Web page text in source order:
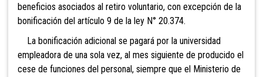
beneficios asociados al retiro voluntario, con excepción de la
bonificación del artículo 9 de la ley N° 20.374.
La bonificación adicional se pagará por la universidad
empleadora de una sola vez, al mes siguiente de producido el
cese de funciones del personal, siempre que el Ministerio de